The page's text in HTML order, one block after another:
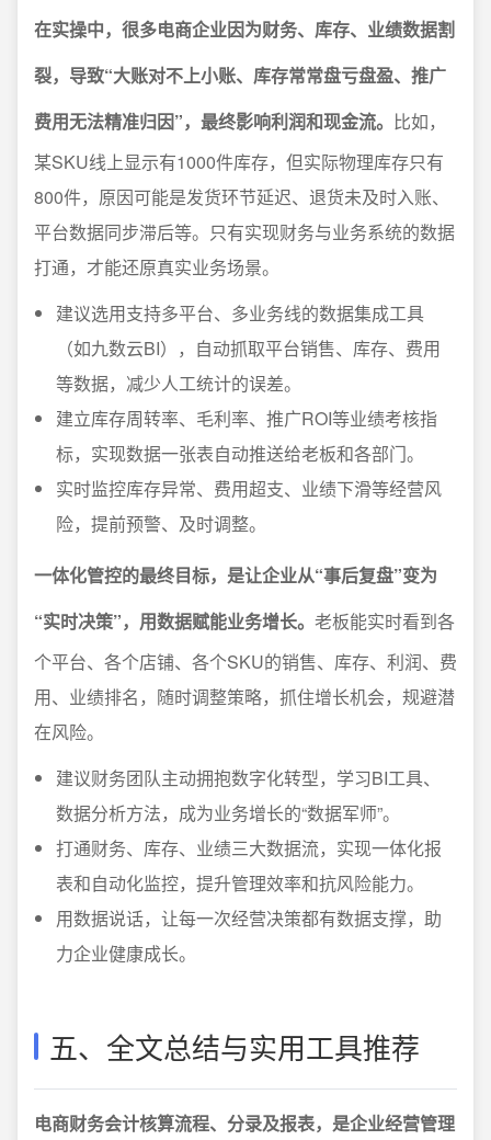
在实操中，很多电商企业因为财务、库存、业绩数据割
裂，导致“大账对不上小账、库存常常盘亏盘盈、推广
费用无法精准归因”，最终影响利润和现金流。 比如，
某SKU线上显示有1000件库存，但实际物理库存只有
800件，原因可能是发货环节延迟、退货未及时入账、
平台数据同步滞后等。只有实现财务与业务系统的数据
打通，才能还原真实业务场景。
建议选用支持多平台、多业务线的数据集成工具
（如九数云BI），自动抓取平台销售、库存、费用
等数据，减少人工统计的误差。
建立库存周转率、毛利率、推广ROI等业绩考核指
标，实现数据一张表自动推送给老板和各部门。
实时监控库存异常、费用超支、业绩下滑等经营风
险，提前预警、及时调整。
一体化管控的最终目标，是让企业从“事后复盘”变为
“实时决策”，用数据赋能业务增长。 老板能实时看到各
个平台、各个店铺、各个SKU的销售、库存、利润、费
用、业绩排名，随时调整策略，抓住增长机会，规避潜
在风险。
建议财务团队主动拥抱数字化转型，学习BI工具、
数据分析方法，成为业务增长的“数据军师”。
打通财务、库存、业绩三大数据流，实现一体化报
表和自动化监控，提升管理效率和抗风险能力。
用数据说话，让每一次经营决策都有数据支撑，助
力企业健康成长。
五、全文总结与实用工具推荐
电商财务会计核算流程、分录及报表，是企业经营管理